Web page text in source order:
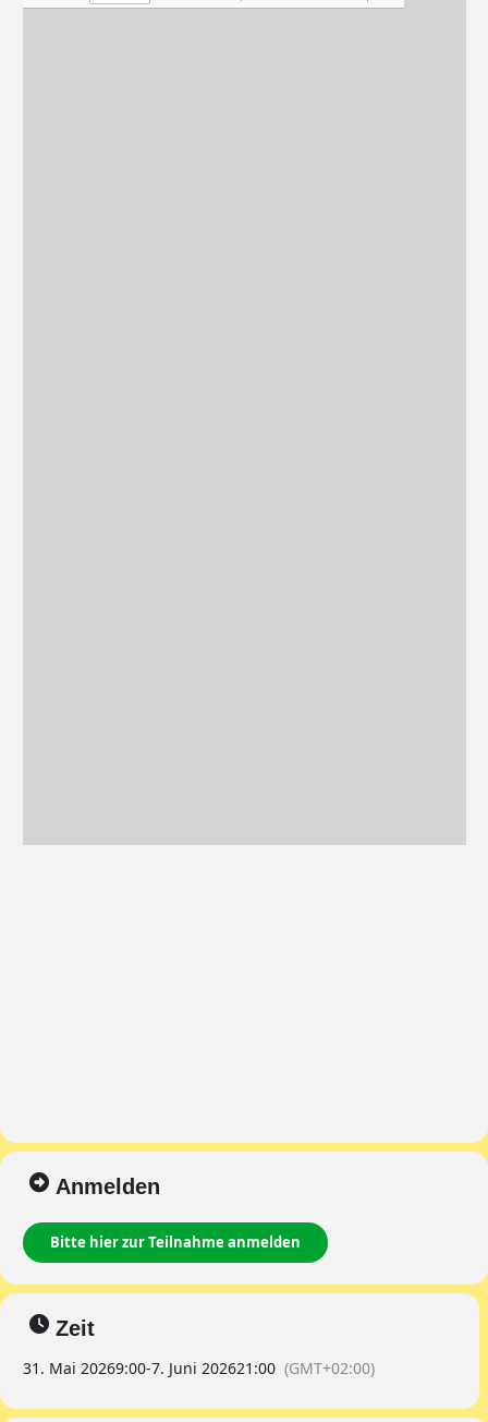
Anmelden
Bitte hier zur Teilnahme anmelden
Zeit
31. Mai 20269:00-7. Juni 202621:00 (GMT+02:00)